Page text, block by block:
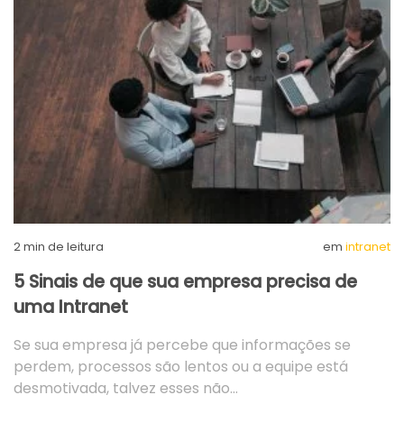
2min de leitura em intranet
5 Sinais de que sua empresa precisa de
uma Intranet
Se sua empresa já percebe que informações se
perdem, processos são lentos ou a equipe está
desmotivada, talvez esses não…